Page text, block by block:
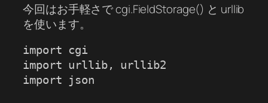
今回はお手軽さで cgi.FieldStorage() と urllib
を使います。
import cgi
import urllib, urllib2
import json